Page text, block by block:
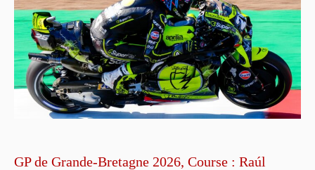
GP de Grande-Bretagne 2026, Course : Raúl